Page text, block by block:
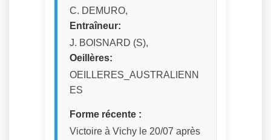
C. DEMURO,
Entraîneur:
J. BOISNARD (S),
Oeillères:
OEILLERES_AUSTRALIENN
ES
Forme récente :
Victoire à Vichy le 20/07 après